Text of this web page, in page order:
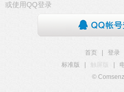
或使用QQ登录
首页 登录
标准版
触屏版
©